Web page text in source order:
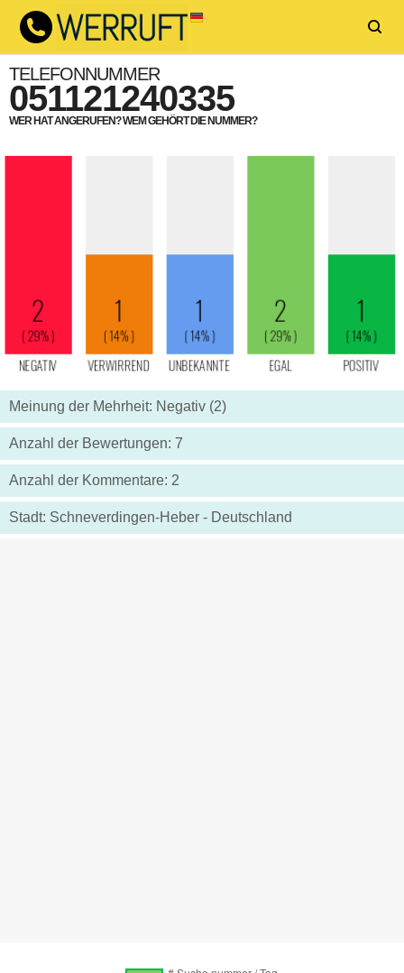
TELEFONNUMMER
051121240335
WER HAT ANGERUFEN? WEM GEHÖRT DIE NUMMER?
Meinung der Mehrheit: Negativ (2)
Anzahl der Bewertungen: 7
Anzahl der Kommentare: 2
Stadt: Schneverdingen-Heber - Deutschland